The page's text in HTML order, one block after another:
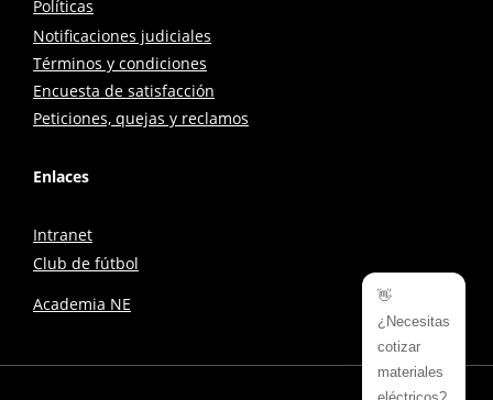
Políticas
Notificaciones judiciales
Términos y condiciones
Encuesta de satisfacción
Peticiones, quejas y reclamos
Enlaces
Intranet
Club de fútbol
Academia NE
👋
¿Necesitas
cotizar
materiales